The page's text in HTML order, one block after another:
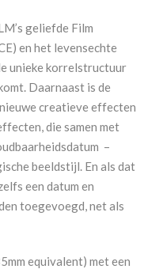
geliefde Film
en het levensechte
unieke korrelstructuur
Daarnaast is de
creatieve effecten
die samen met
–
beeldstijl. En als dat
een datum en
toegevoegd, net als
equivalent) met een